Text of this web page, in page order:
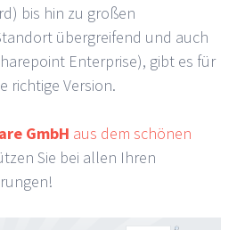
bis hin zu großen
übergreifend und auch
Enterprise), gibt es für
richtige Version.
GmbH aus dem schönen
Sie bei allen Ihren